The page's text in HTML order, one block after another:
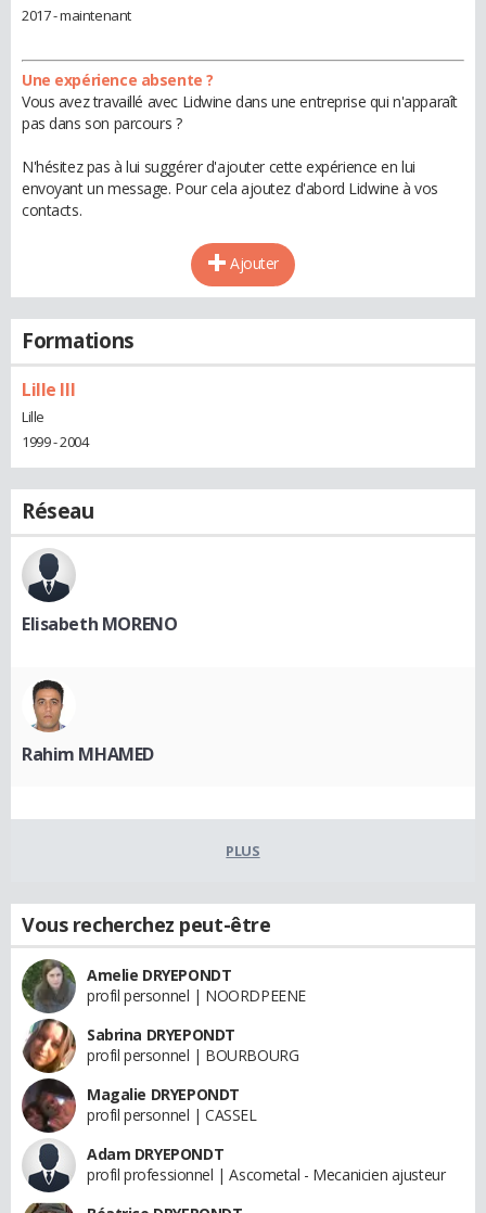
2017 - maintenant
Une expérience absente ?
Vous avez travaillé avec Lidwine dans une entreprise qui n'apparaît
pas dans son parcours ?
N'hésitez pas à lui suggérer d'ajouter cette expérience en lui
envoyant un message. Pour cela ajoutez d'abord Lidwine à vos
contacts.
Ajouter
Formations
Lille III
Lille
1999 - 2004
Réseau
Elisabeth MORENO
Rahim MHAMED
PLUS
Vous recherchez peut-être
Amelie DRYEPONDT
profil personnel | NOORDPEENE
Sabrina DRYEPONDT
profil personnel | BOURBOURG
Magalie DRYEPONDT
profil personnel | CASSEL
Adam DRYEPONDT
profil professionnel | Ascometal - Mecanicien ajusteur